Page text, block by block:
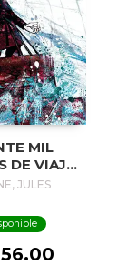
MIL
DE VIAJE
ED.
JULES